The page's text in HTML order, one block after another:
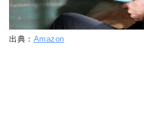
出典： Amazon